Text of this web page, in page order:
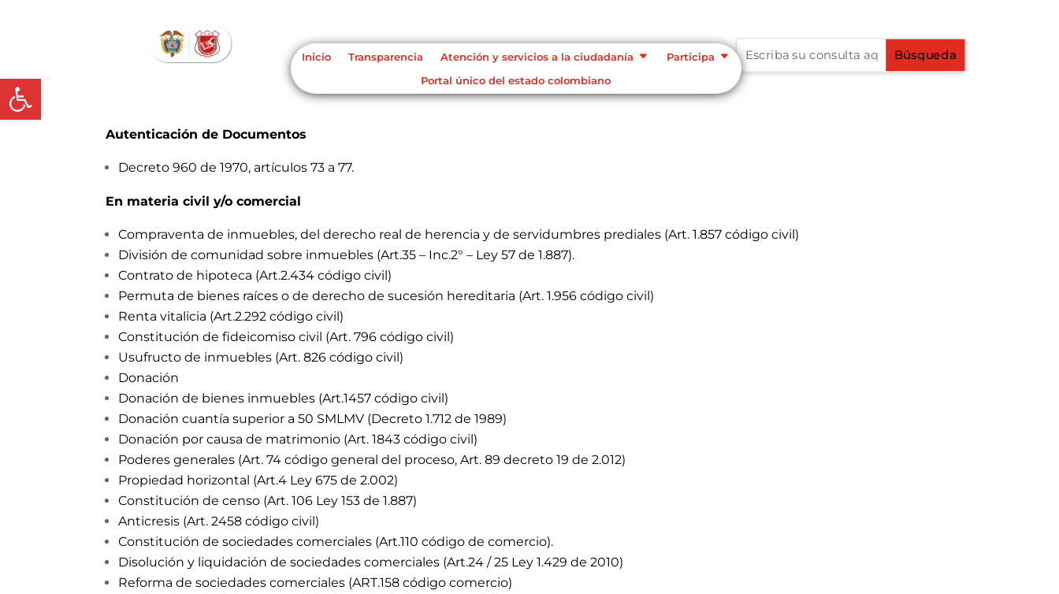
Abrir barra de herramientas
Inicio Transparencia Atención y servicios a la ciudadanía
Participa
Portal único del estado colombiano
Autenticación de Documentos
Decreto 960 de 1970, artículos 73 a 77.
En materia civil y/o comercial
Compraventa de inmuebles, del derecho real de herencia y de servidumbres prediales (Art. 1.857 código civil)
División de comunidad sobre inmuebles (Art.35 – Inc.2° – Ley 57 de 1.887).
Contrato de hipoteca (Art.2.434 código civil)
Permuta de bienes raíces o de derecho de sucesión hereditaria (Art. 1.956 código civil)
Renta vitalicia (Art.2.292 código civil)
Constitución de fideicomiso civil (Art. 796 código civil)
Usufructo de inmuebles (Art. 826 código civil)
Donación
Donación de bienes inmuebles (Art.1457 código civil)
Donación cuantía superior a 50 SMLMV (Decreto 1.712 de 1989)
Donación por causa de matrimonio (Art. 1843 código civil)
Poderes generales (Art. 74 código general del proceso, Art. 89 decreto 19 de 2.012)
Propiedad horizontal (Art.4 Ley 675 de 2.002)
Constitución de censo (Art. 106 Ley 153 de 1.887)
Anticresis (Art. 2458 código civil)
Constitución de sociedades comerciales (Art.110 código de comercio).
Disolución y liquidación de sociedades comerciales (Art.24 / 25 Ley 1.429 de 2010)
Reforma de sociedades comerciales (ART.158 código comercio)